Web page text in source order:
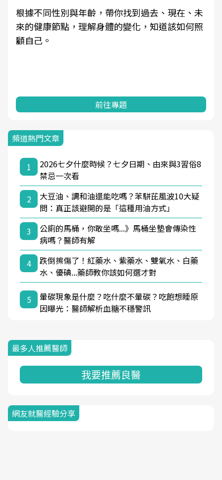
根據不同性別與年齡，帶你找到過去、現在、未
來的健康節點，理解身體的變化，知道該如何照
顧自己。
前往專題
頻道熱門文章
1
2026七夕什麼時候？七夕日期、由來與3習俗8
禁忌一次看
2
大豆油、調和油還能吃嗎？苯駢芘風波10大疑
問：真正該避開的是「這種用油方式」
3
公廁的馬桶，你敢坐嗎...》馬桶坐墊會傳染性
病嗎？醫師有解
4
跌倒擦傷了！紅藥水、紫藥水、雙氧水、白藥
水、優碘...藥師教你該如何選才對
5
暈碳現象是什麼？吃什麼不暈碳？吃飽想睡原
因曝光：醫師解析血糖不穩警訊
最多人推薦醫師
我要推薦良醫
網友就醫經驗分享